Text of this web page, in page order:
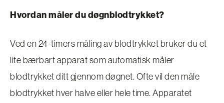
Hvordan måler du døgnblodtrykket?
Ved en 24-timers måling av blodtrykket bruker du et
lite bærbart apparat som automatisk måler
blodtrykket ditt gjennom døgnet. Ofte vil den måle
blodtrykket hver halve eller hele time. Apparatet